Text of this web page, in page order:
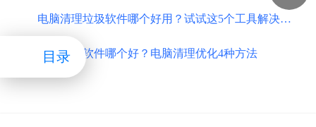
目录
电脑清理垃圾软件哪个好用？试试这5个工具解决问题
清理垃圾软件哪个好？电脑清理优化4种方法